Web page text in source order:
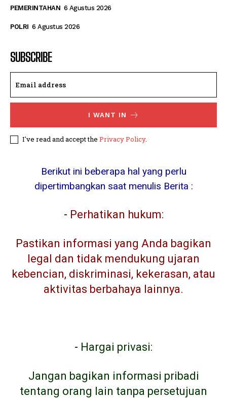
PEMERINTAHAN 6 Agustus 2026
POLRI 6 Agustus 2026
SUBSCRIBE
I WANT IN
I've read and accept the Privacy Policy.
Berikut ini beberapa hal yang perlu
dipertimbangkan saat menulis Berita :
- Perhatikan hukum:
Pastikan informasi yang Anda bagikan
legal dan tidak mendukung ujaran
kebencian, diskriminasi, kekerasan, atau
aktivitas berbahaya lainnya.
- Hargai privasi:
Jangan bagikan informasi pribadi
tentang orang lain tanpa persetujuan